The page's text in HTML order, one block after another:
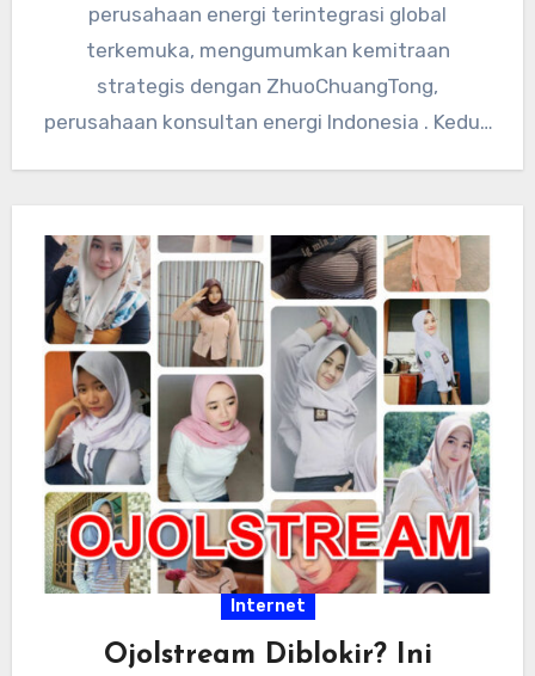
perusahaan energi terintegrasi global
terkemuka, mengumumkan kemitraan
strategis dengan ZhuoChuangTong,
perusahaan konsultan energi Indonesia . Kedua
Internet
Ojolstream Diblokir? Ini